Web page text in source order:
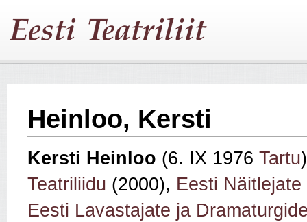
Heinloo, Kersti
Kersti Heinloo (6. IX 1976 Tartu
Teatriliidu (2000), Eesti Näitlejate
Eesti Lavastajate ja